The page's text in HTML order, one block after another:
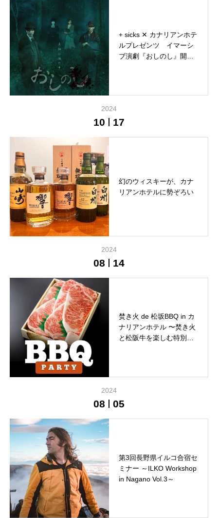
+ sicks ✕ カナリアンホテ
ルプレゼンツ イマーシ
ブ演劇『おしのし』開催
2024
10 17
幻のウィスキーが、カナ
リアンホテルに勢ぞろい
2024
08 14
焚き火 de 松坂BBQ in カ
ナリアンホテル 〜焚き火
と松阪牛を楽しむ特別な
2024
08 05
第3回長野県イルコ合宿セ
ミナー ～ILKO Workshop
in Nagano Vol.3～